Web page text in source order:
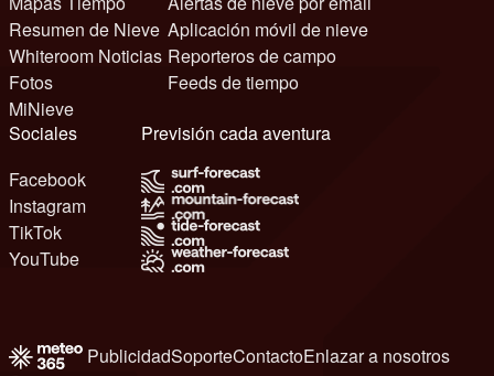
Resumen de Nieve
Whiteroom Noticias
Fotos
MiNieve
Aplicación móvil de nieve
Reporteros de campo
Feeds de tiempo
Sociales
Facebook
Instagram
TikTok
YouTube
Previsión cada aventura
PublicidadSoporteContactoEnlazar a nosotros